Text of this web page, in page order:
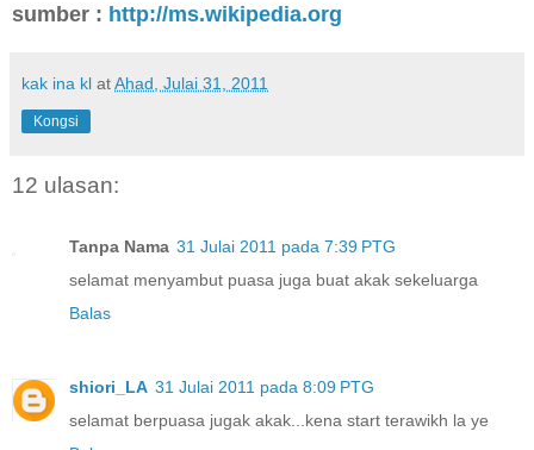
sumber : http://ms.wikipedia.org
kak ina kl atAhad, Julai 31, 2011
Kongsi
12 ulasan:
Tanpa Nama 31 Julai 2011 pada 7:39 PTG
selamat menyambut puasa juga buat akak sekeluarga
Balas
shiori_LA 31 Julai 2011 pada 8:09 PTG
selamat berpuasa jugak akak...kena start terawikh la ye